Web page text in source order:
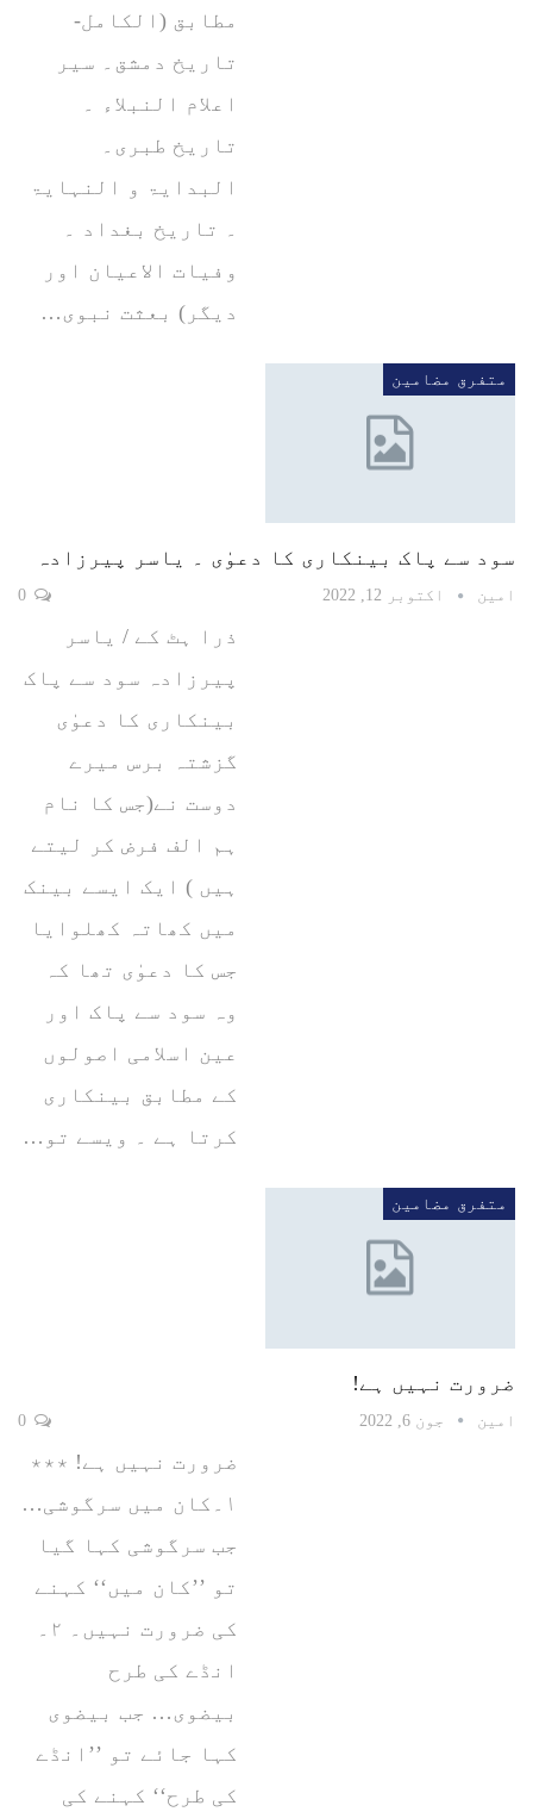
مطابق (الکامل-
تاریخ دمشق۔ سیر
اعلام النبلاء ۔
تاریخ طبری۔
البدایۃ و النہایۃ
۔ تاریخ بغداد ۔
وفیات الاعیان اور
دیگر) بعثت نبوی…
متفرق مضامین
سود سے پاک بینکاری کا دعوٰی ۔ یاسر پیرزادہ
امین اکتوبر 12, 2022
ذرا ہٹ کے / یاسر
پیرزادہ سود سے پاک
بینکاری کا دعوٰی
گزشتہ برس میرے
دوست نے(جس کا نام
ہم الف فرض کر لیتے
ہیں ) ایک ایسے بینک
میں کھاتہ کھلوایا
جس کا دعوٰی تھا کہ
وہ سود سے پاک اور
عین اسلامی اصولوں
کے مطابق بینکاری
کرتا ہے ۔ ویسے تو…
متفرق مضامین
ضرورت نہیں ہے!
امین جون 6, 2022
ضرورت نہیں ہے! ٭٭٭
۱۔کان میں سرگوشی…
جب سرگوشی کہا گیا
تو ’’کان میں‘‘ کہنے
انڈے کی طرح
بیضوی… جب بیضوی
کہا جائے تو ’’انڈے
کی طرح‘‘ کہنے کی